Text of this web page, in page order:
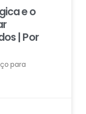
e o
| Por
para